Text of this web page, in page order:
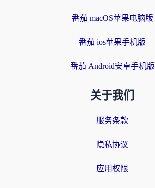
番茄 macOS苹果电脑版
番茄 ios苹果手机版
番茄 Android安卓手机版
关于我们
服务条款
隐私协议
应用权限